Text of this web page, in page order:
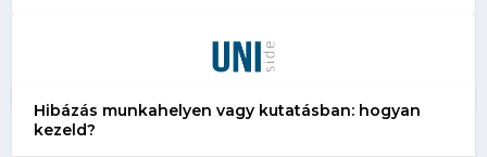
Hibázás munkahelyen vagy kutatásban: hogyan
kezeld?